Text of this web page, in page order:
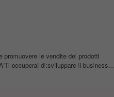
le vendite dei prodotti
occuperai di:sviluppare il business...